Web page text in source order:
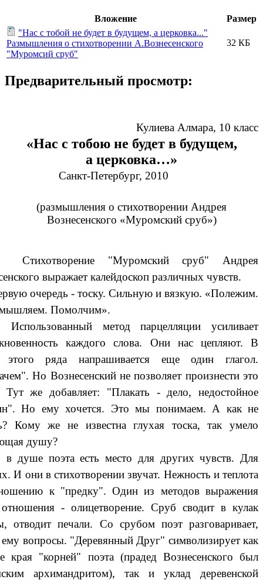
Вложение
Размер
"Нас с тобой не будет в будущем, а церковка..."
Размышления о стихотворении А.Вознесенского
"Муромсий сруб"
32 КБ
Предварительный просмотр:
Кулиева Алмара, 10 класс
«Нас с тобою не будет в будущем,
а церковка…»
Санкт-Петербург, 2010
(размышления о стихотворении Андрея
Вознесенского «Муромский сруб»)
"Муромский сруб" Андрея
выражает калейдоскоп различных чувств.
очередь - тоску. Сильную и вязкую. «Полежим.
Помолчим».
метод парцелляции усиливает
каждого слова. Они нас цепляют. В
этого ряда напрашивается еще один глагол.
Но Вознесенский не позволяет произнести это
Тут же добавляет: "Плакать - дело, недостойное
Но ему хочется. Это мы понимаем. А как не
Кому же не известна глухая тоска, так умело
душу?
поэта есть место для других чувств. Для
И они в стихотворении звучат. Нежность и теплота
к "предку". Один из методов выражения
отношения - олицетворение. Сруб сводит в кулак
отводит печали. Со срубом поэт разговаривает,
ему вопросы. "Деревянный Друг" символизирует как
края "корней" поэта (прадед Вознесенского был
архимандритом), так и уклад деревенской